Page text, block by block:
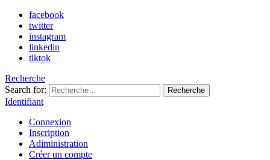
facebook
twitter
instagram
linkedin
tiktok
Recherche
Search for:
Recherche
Identifiant
Connexion
Inscription
Adiministration
Créer un compte